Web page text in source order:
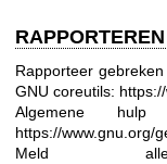
Rapporteer
GNU coreutils:
Algemene
https://www.gnu.org/
Meld